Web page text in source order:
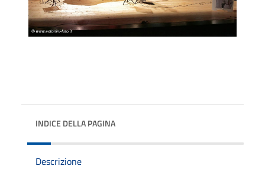
INDICE DELLA PAGINA
Descrizione